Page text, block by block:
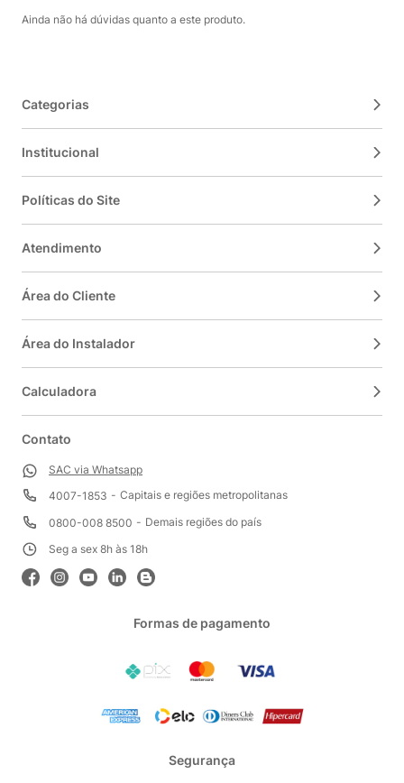
Ainda não há dúvidas quanto a este produto.
Categorias
Institucional
Políticas do Site
Atendimento
Área do Cliente
Área do Instalador
Calculadora
Contato
SAC via Whatsapp
4007-1853
Capitais e regiões metropolitanas
0800-008 8500
Demais regiões do país
Seg a sex 8h às 18h
Formas de pagamento
Segurança